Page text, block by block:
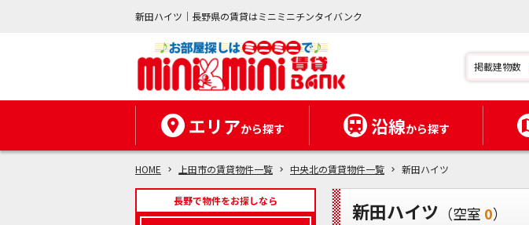
新田ハイツ｜長野県の賃貸はミニミニチンタイバンク
掲載建物数
エリアから探す 沿線から探す
HOME 上田市の賃貸物件一覧 中央北の賃貸物件一覧 新田ハイツ
長野で物件をお探しなら 新田ハイツ （空室 0）